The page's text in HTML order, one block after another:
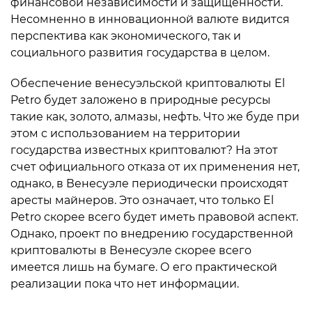
Несомненно в инновационной валюте видится
перспектива как экономического, так и
социального развития государства в целом.
Обеспечение венесуэльской криптовалюты El
Petro будет заложено в природные ресурсы
такие как, золото, алмазы, нефть. Что же буде при
этом с использованием на территории
государства известных криптовалют? На этот
счет официального отказа от их применения нет,
однако, в Венесуэле периодически происходят
аресты майнеров. Это означает, что только El
Petro скорее всего будет иметь правовой аспект.
Однако, проект по внедрению государственной
криптовалюты в Венесуэле скорее всего
имеется лишь на бумаге. О его практической
реализации пока что нет информации.